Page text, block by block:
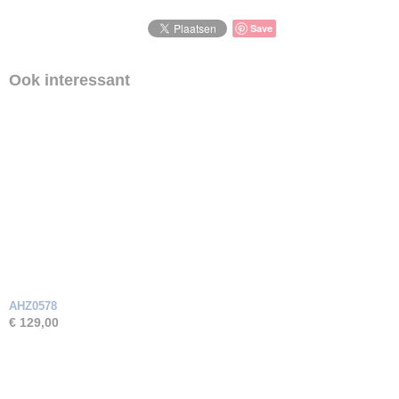
Save
Ook interessant
AHZ0578
€ 129,00